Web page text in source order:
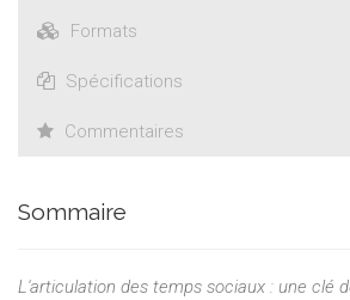
Formats
Spécifications
Commentaires
Sommaire
L'articulation des temps sociaux : une clé